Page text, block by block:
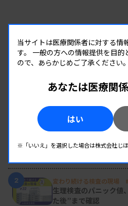
人気の記事
新人臨床検査技師の歩き
2 変わり続ける検査の現場
生理検査のパニック
た後”まで確認
当サイトは医療関係者に対する情
す。 一般の方への情報提供を目
ので、あらかじめご了承ください。
あなたは医療関
はい
※「いいえ」を選択した場合は株式会社じ